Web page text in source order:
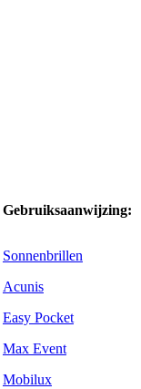
Gebruiksaanwijzing:
Sonnenbrillen
Acunis
Easy Pocket
Max Event
Mobilux